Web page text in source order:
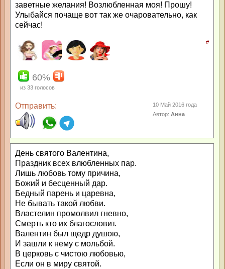
заветные желания! Возлюбленная моя! Прошу!
Улыбайся почаще вот так же очаровательно, как
сейчас!
#
60%
из 33 голосов
Отправить:
10 Май 2016 года
Автор:Анна
День святого Валентина,
Праздник всех влюбленных пар.
Лишь любовь тому причина,
Божий и бесценный дар.
Бедный парень и царевна,
Не бывать такой любви.
Властелин промолвил гневно,
Смерть кто их благословит.
Валентин был щедр душою,
И зашли к нему с мольбой.
В церковь с чистою любовью,
Если он в миру святой.